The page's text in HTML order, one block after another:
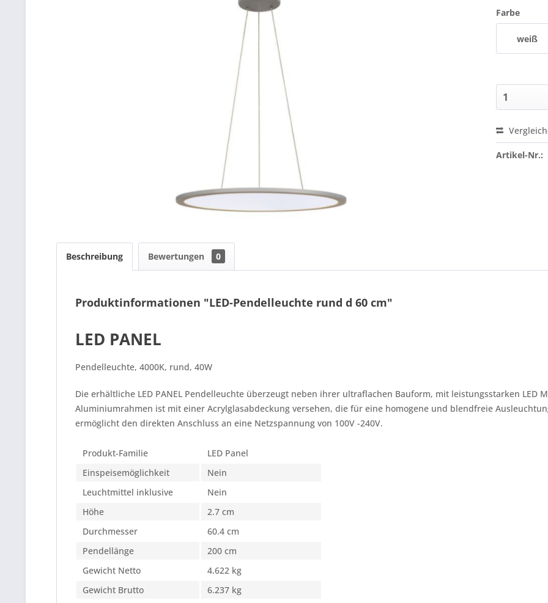
Farbe
weiß
Preis
Artikel-Nr.:
Beschreibung Bewertungen 0
Produktinformationen "LED-Pendelleuchte rund d 60 cm"
LED PANEL
Pendelleuchte, 4000K, rund, 40W
Die erhältliche LED PANEL Pendelleuchte überzeugt neben ihrer ultraflachen Bauform, mit leistungsstarken LED
Aluminiumrahmen ist mit einer Acrylglasabdeckung versehen, die für eine homogene und blendfreie
ermöglicht den direkten Anschluss an eine Netzspannung von 100V -240V.
Produkt-Familie
LED Panel
Einspeisemöglichkeit
Nein
Leuchtmittel inklusive
Nein
Höhe
2.7 cm
Durchmesser
60.4 cm
Pendellänge
200 cm
Gewicht Netto
4.622 kg
Gewicht Brutto
6.237 kg